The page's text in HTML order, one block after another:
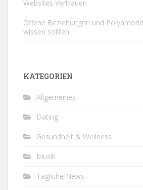
Websites Vertrauen
Offene Beziehungen und
wissen sollten
KATEGORIEN
Allgemeines
Dating
Gesundheit & Wellness
Musik
Tägliche News